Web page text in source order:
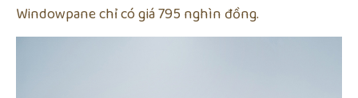
Windowpane chỉ có giá 795 nghìn đồng.